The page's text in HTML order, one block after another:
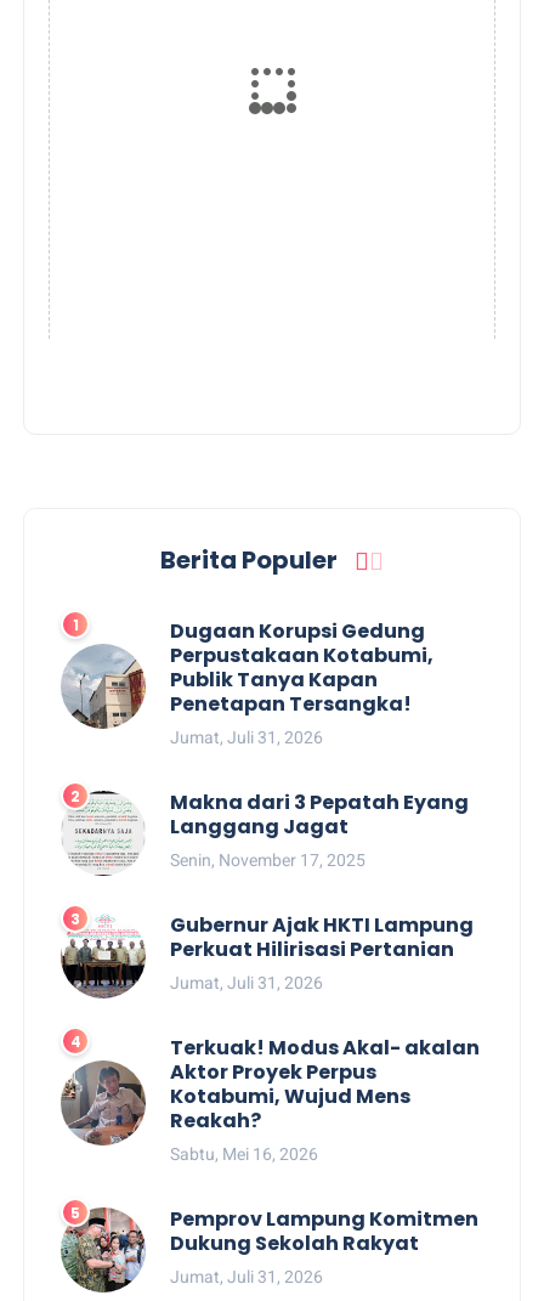
Berita Populer
Dugaan Korupsi Gedung
Perpustakaan Kotabumi,
Publik Tanya Kapan
Penetapan Tersangka!
Jumat, Juli 31, 2026
Makna dari 3 Pepatah Eyang
Langgang Jagat
Senin, November 17, 2025
Gubernur Ajak HKTI Lampung
Perkuat Hilirisasi Pertanian
Jumat, Juli 31, 2026
Terkuak! Modus Akal- akalan
Aktor Proyek Perpus
Kotabumi, Wujud Mens
Reakah?
Sabtu, Mei 16, 2026
Pemprov Lampung Komitmen
Dukung Sekolah Rakyat
Jumat, Juli 31, 2026